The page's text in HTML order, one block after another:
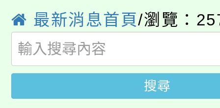
局官網。
8月14至27日，桃園電
開!
115年桃園市運動會8/
田徑場及游泳池舉行。
桃園市低收入戶享有免
視費優惠，中低收入戶
大園自造教育及科技
最新消息首頁/瀏覽：
搜尋